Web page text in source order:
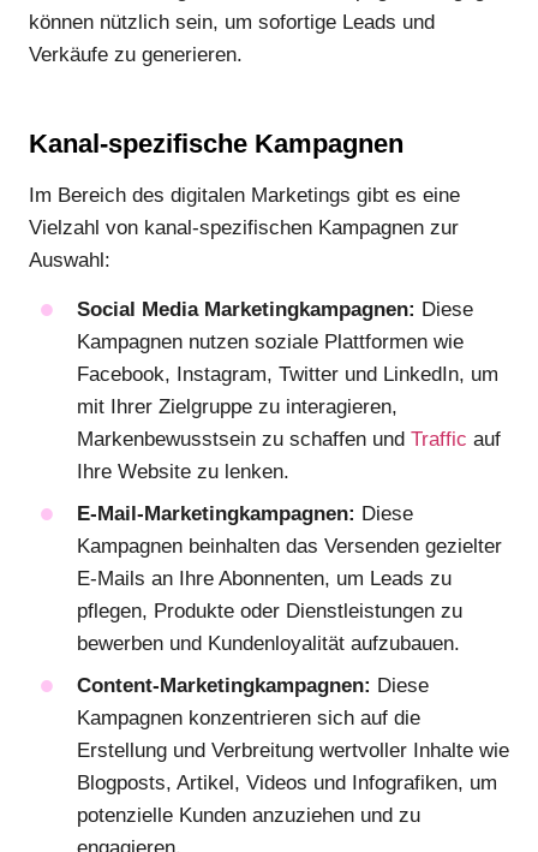
können nützlich sein, um sofortige Leads und
Verkäufe zu generieren.
Kanal-spezifische Kampagnen
Im Bereich des digitalen Marketings gibt es eine
Vielzahl von kanal-spezifischen Kampagnen zur
Auswahl:
Social Media Marketingkampagnen: Diese
Kampagnen nutzen soziale Plattformen wie
Facebook, Instagram, Twitter und LinkedIn, um
mit Ihrer Zielgruppe zu interagieren,
Markenbewusstsein zu schaffen und Traffic auf
Ihre Website zu lenken.
E-Mail-Marketingkampagnen: Diese
Kampagnen beinhalten das Versenden gezielter
E-Mails an Ihre Abonnenten, um Leads zu
pflegen, Produkte oder Dienstleistungen zu
bewerben und Kundenloyalität aufzubauen.
Content-Marketingkampagnen: Diese
Kampagnen konzentrieren sich auf die
Erstellung und Verbreitung wertvoller Inhalte wie
Blogposts, Artikel, Videos und Infografiken, um
potenzielle Kunden anzuziehen und zu